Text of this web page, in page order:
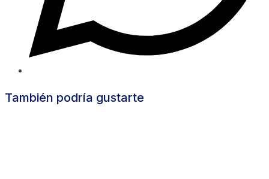
También podría gustarte